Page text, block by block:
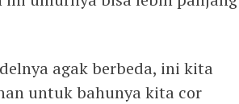
agak berbeda, ini kita
untuk bahunya kita cor